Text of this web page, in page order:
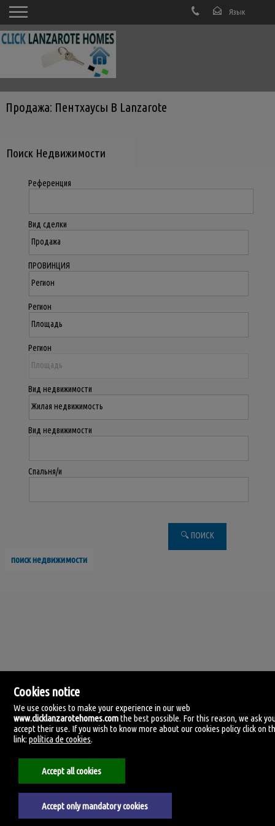
Продажа: Пентхаусы В Lanzarote
Поиск Недвижимости
Референция
Вид сделки
ПРОВИНЦИЯ
Регион
Регион
Вид недвижимости
Вид недвижимости
Спальня/и
поиск недвижимости
Click Lanzarote Homes
C/ Velamen, 42
+34.606.434.060
Aviso legal
Cookies notice
We use cookies to make your experience in our web
www.clicklanzarotehomes.comthe best possible. For this reason, we ask
accept their use. If you wish to know more about our cookies policy click on
link:política de cookies.
Accept all cookies
Accept only mandatory cookies